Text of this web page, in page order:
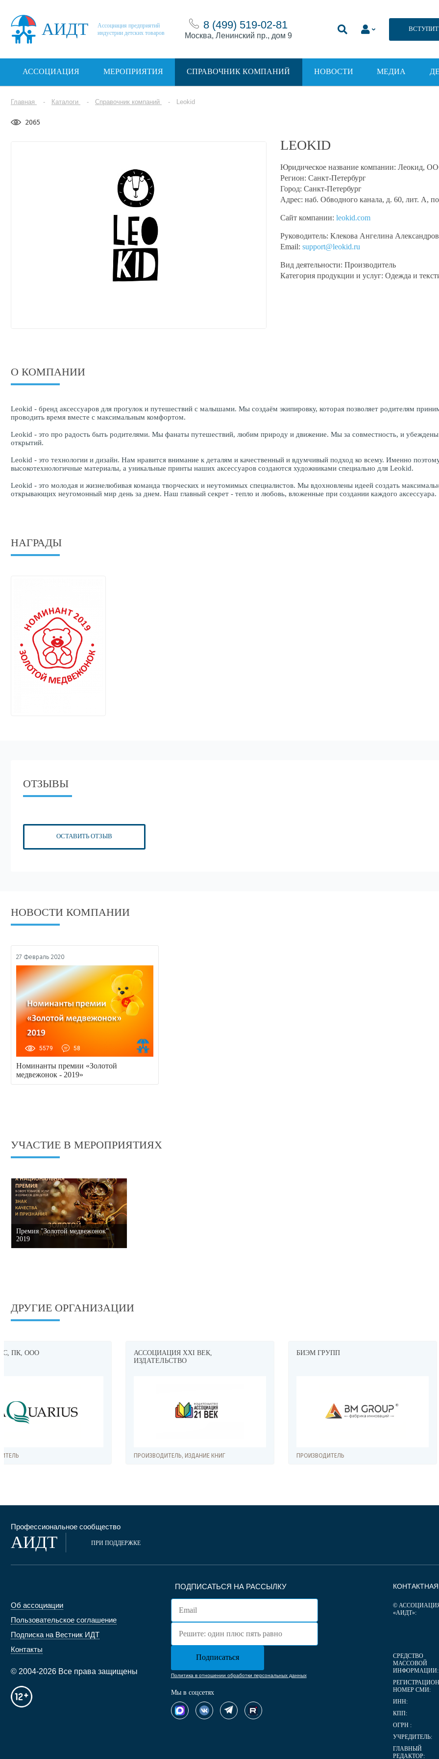
АИДТ
Ассоциация предприятий
индустрии детских товаров
8 (499) 519-02-81
Москва, Ленинский пр., дом 9
АССОЦИАЦИЯ МЕРОПРИЯТИЯ СПРАВОЧНИК КОМПАНИЙ НОВОСТИ МЕДИА
Главная Каталоги Справочник компаний Leokid
2065
LEOKID
Юридическое название компании: Леокид,
Регион: Санкт-Петербург
Город: Санкт-Петербург
Адрес: наб. Обводного канала, д. 60, лит. А,
Сайт компании: leokid.com
Руководитель: Клекова Ангелина
Email: support@leokid.ru
Вид деятельности: Производитель
Категория продукции и услуг: Одежда и
О КОМПАНИИ
Leokid - бренд аксессуаров для прогулок и путешествий с малышами. Мы создаём экипировку, которая позволяет родителям
проводить время вместе с максимальным комфортом.
Leokid - это про радость быть родителями. Мы фанаты путешествий, любим природу и движение. Мы за совместность, и убеждены
открытий.
Leokid - это технологии и дизайн. Нам нравится внимание к деталям и качественный и вдумчивый подход ко всему. Именно
высокотехнологичные материалы, а уникальные принты наших аксессуаров создаются художниками специально для Leokid.
Leokid - это молодая и жизнелюбивая команда творческих и неутомимых специалистов. Мы вдохновлены идеей создать
открывающих неугомонный мир день за днем. Наш главный секрет - тепло и любовь, вложенные при создании каждого аксессуара.
НАГРАДЫ
ОТЗЫВЫ
ОСТАВИТЬ ОТЗЫВ
НОВОСТИ КОМПАНИИ
27 Февраль 2020
5579 58
Номинанты премии «Золотой
медвежонок - 2019»
УЧАСТИЕ В МЕРОПРИЯТИЯХ
Премия "Золотой медвежонок"
2019
ДРУГИЕ ОРГАНИЗАЦИИ
АССОЦИАЦИЯ XXI ВЕК,
БИЭМ ГРУПП
ПРОИЗВОДИТЕЛЬ
Профессиональное сообщество
АИДТ ПРИ ПОДДЕРЖКЕ
Об ассоциации
Пользовательское соглашение
Подписка на Вестник ИДТ
Контакты
© 2004-2026 Все права защищены
ПОДПИСАТЬСЯ НА РАССЫЛКУ
Политика в отношении обработки персональных данных
Мы в соцсетях
©
«АИДТ»:
СРЕДСТВО
МАССОВОЙ
ИНФОРМАЦИИ:
НОМЕР СМИ:
ИНН:
КПП:
ОГРН :
УЧРЕДИТЕЛЬ:
ГЛАВНЫЙ
РЕДАКТОР: